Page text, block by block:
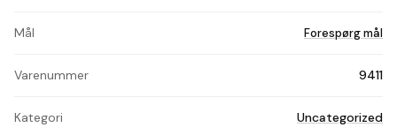
Mål Forespørg mål
Varenummer 9411
Kategori Uncategorized